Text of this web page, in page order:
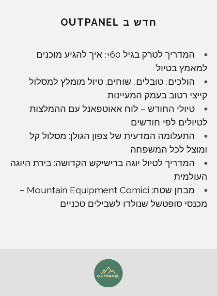
חדש ב OUTPANEL
המדריך לטרק בגיל 60+: איך להגיע מוכנים
למאמץ בטיול
הולכים, טובלים, שוחים. טיול מומלץ למסלול
קייצי רטוב בעמק המעיינות
טיולי החודש – לוח אאוטפאנל עם ההמלצות
לטיולים לפי חודשים
התעלומה המדעית של צפון הגולן: מסלול קל
ומוצל לכל המשפחה
המדריך לטיול יוגה ברישיקש הקדושה: בירת היוגה
העולמית
מבחן שטח: Mountain Equipment Comici –
מכנסי סופטשל שנולדו לשבילים טכניים